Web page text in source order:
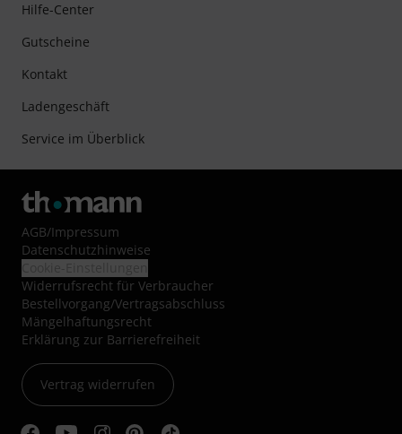
Hilfe-Center
Gutscheine
Kontakt
Ladengeschäft
Service im Überblick
AGB/Impressum
Datenschutzhinweise
Widerrufsrecht für Verbraucher
Bestellvorgang/Vertragsabschluss
Mängelhaftungsrecht
Erklärung zur Barrierefreiheit
Vertrag widerrufen